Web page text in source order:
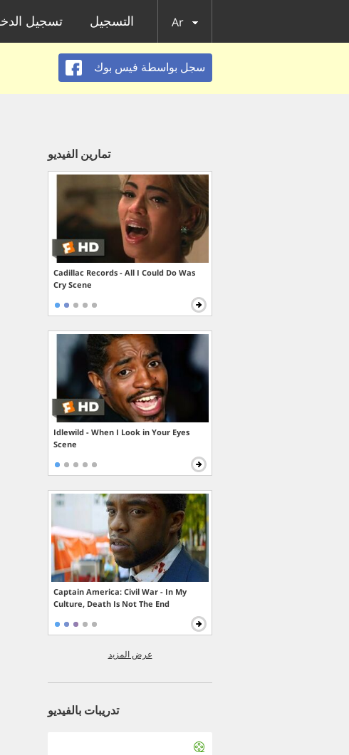
تسجيل التسجيل Ar
سجل بواسطة فيس بوك
تمارين الفيديو
Cadillac Records - All I Could Do Was
Cry Scene
Idlewild - When I Look in Your Eyes
Scene
Captain America: Civil War - In My
Culture, Death Is Not The End
عرض المزيد
تدريبات بالفيديو